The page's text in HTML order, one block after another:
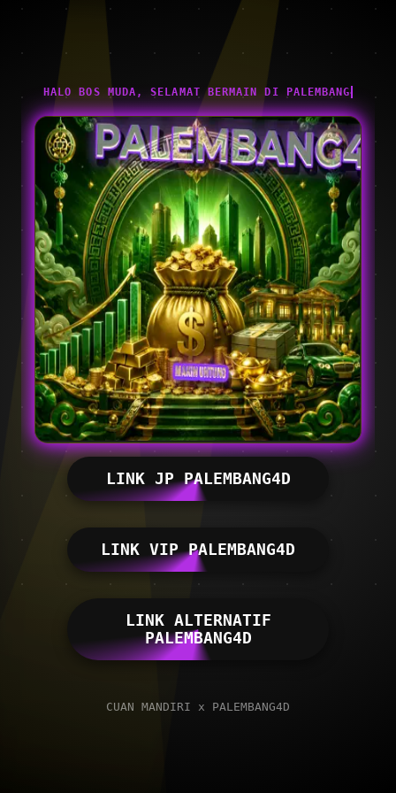
HALO BOS MUDA, SELAMAT BERMAIN DI PALEMBANG4D
LINK JP PALEMBANG4D
LINK VIP PALEMBANG4D
LINK ALTERNATIF
PALEMBANG4D
CUAN MANDIRI x PALEMBANG4D